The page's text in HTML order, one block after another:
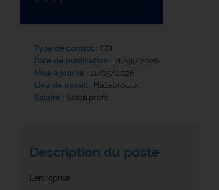
Type de contrat
CDI
Date de publication
11/05/2026
Mise à jour le
11/05/2026
Lieu de travail
Hazebrouck
Salaire
Selon profil
Description du poste
L'entreprise